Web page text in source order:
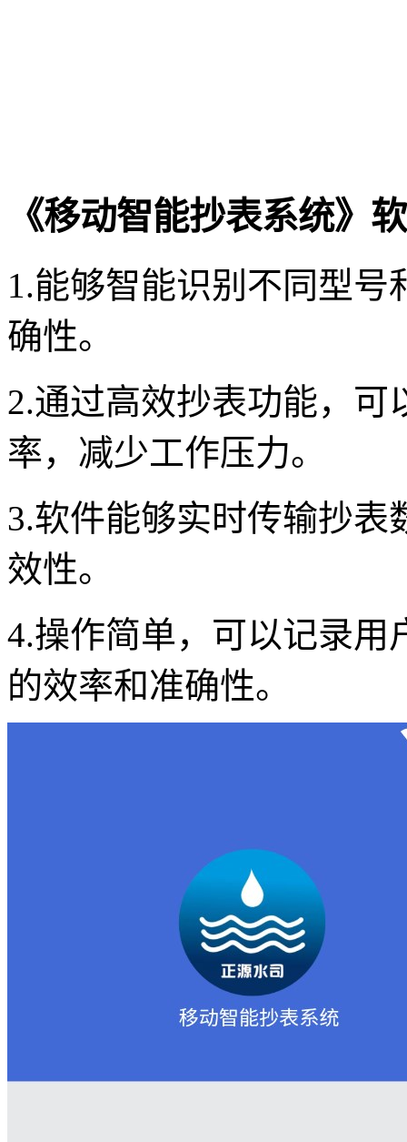
《移动智能抄表系统》
1.能够智能识别不同型
确性。
2.通过高效抄表功能，
率，减少工作压力。
3.软件能够实时传输抄表
效性。
4.操作简单，可以记录用
的效率和准确性。